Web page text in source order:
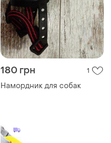
180 грн 1
Намордник для собак